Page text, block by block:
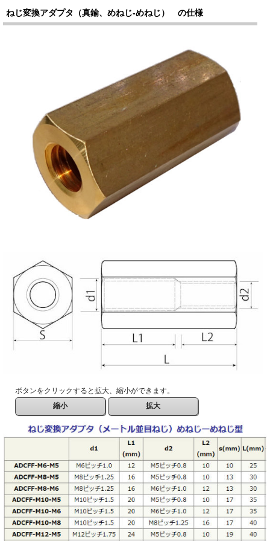
ねじ変換アダプタ（真鍮、めねじ-めねじ） の仕様
ボタンをクリックすると拡大、縮小ができます。